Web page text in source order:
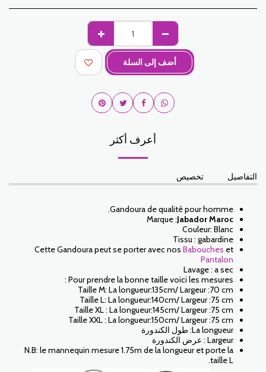
أضف إلى السلة
أعرف أكثر
التفاصيل تخصيص
Gandoura de qualité pour homme.
Marque :Jabador Maroc
Couleur: Blanc
Tissu : gabardine
Cette Gandoura peut se porter avec nos Babouches et
Pantalon
Lavage : a sec
Pour prendre la bonne taille voici les mesures :
Taille M: La longueur:135cm/ Largeur :70 cm
Taille L: La longueur:140cm/ Largeur :75 cm
Taille XL : La longueur:145cm/ Largeur :75 cm
Taille XXL : La longueur:150cm/ Largeur :75 cm
La longueur: طول الكندورة
Largeur : عرض الكندورة
N.B: le mannequin mesure 1.75m de la longueur et porte la
taille L.